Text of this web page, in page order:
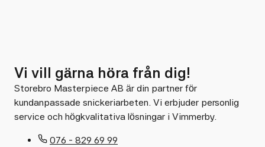
Vi vill gärna höra från dig!
Storebro Masterpiece AB är din partner för
kundanpassade snickeriarbeten. Vi erbjuder personlig
service och högkvalitativa lösningar i Vimmerby.
076 - 829 69 99